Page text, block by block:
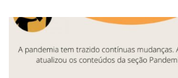
Dossiês
Gênero
Alfabetização